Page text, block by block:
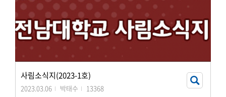
사림소식지(2023-1호)
2023.03.06 박태수 13368